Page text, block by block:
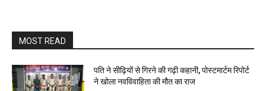
MOST READ
पति ने सीढ़ियों से गिरने की गढ़ी कहानी, पोस्टमार्टम रिपोर्ट
ने खोला नवविवाहिता की मौत का राज